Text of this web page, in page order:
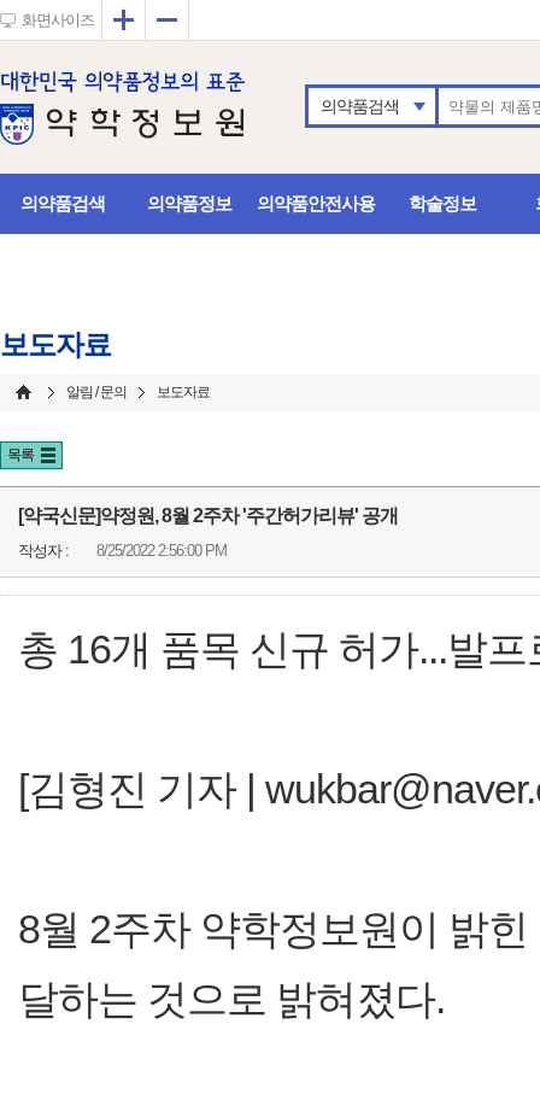
화면사이즈 확대
의약품검색
의약품검색 의약품정보 의약품안전사용 학술정보
보도자료
알림 / 문의 보도자료
목록
[약국신문]약정원, 8월 2주차 '주간허가리뷰' 공개
작성자 : 8/25/2022 2:56:00 PM
총 16개 품목 신규 허가...발
[김형진 기자 |
8월 2주차 약학정보원이 밝
달하는 것으로 밝혀졌다.